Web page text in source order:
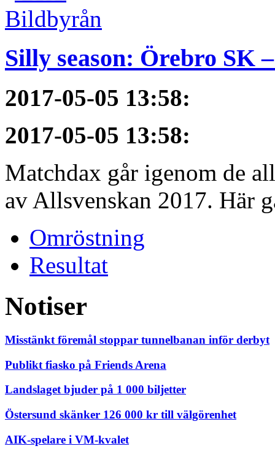
Silly season: Örebro SK
2017-05-05 13:58:
2017-05-05 13:58:
Matchdax går igenom de
av Allsvenskan 2017. Här
Omröstning
Resultat
Notiser
Misstänkt föremål stoppar tunnelbanan inför derbyt
Publikt fiasko på Friends Arena
Landslaget bjuder på 1 000 biljetter
Östersund skänker 126 000 kr till välgörenhet
AIK-spelare i VM-kvalet